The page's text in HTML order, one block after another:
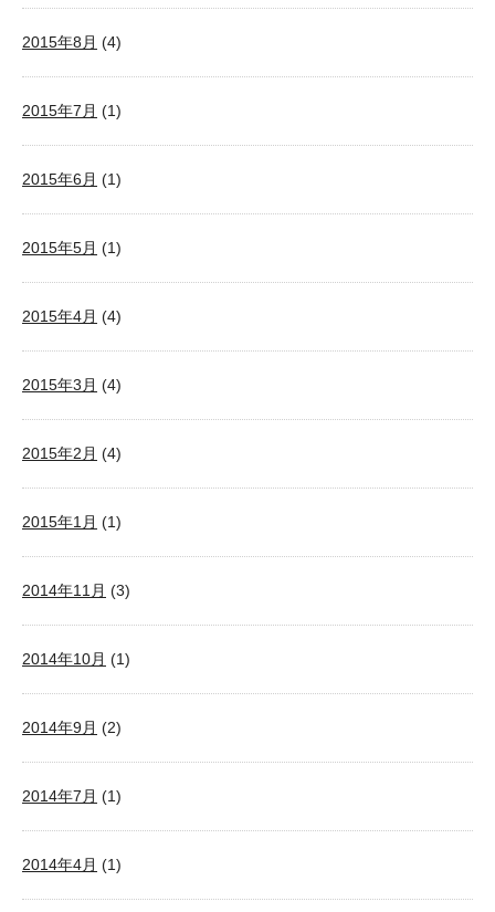
2015年8月 (4)
2015年7月 (1)
2015年6月 (1)
2015年5月 (1)
2015年4月 (4)
2015年3月 (4)
2015年2月 (4)
2015年1月 (1)
2014年11月 (3)
2014年10月 (1)
2014年9月 (2)
2014年7月 (1)
2014年4月 (1)